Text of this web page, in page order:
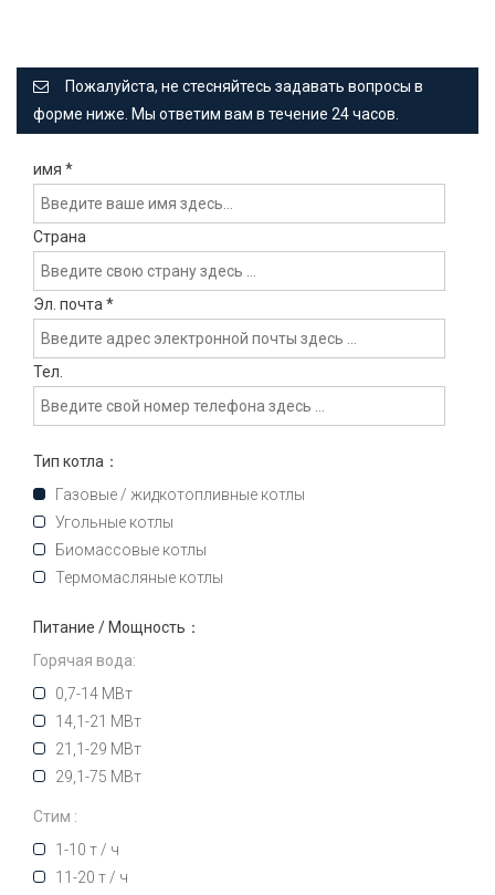
Пожалуйста, не стесняйтесь задавать вопросы в
форме ниже. Мы ответим вам в течение 24 часов.
имя *
Страна
Эл. почта *
Тел.
Тип котла：
Газовые / жидкотопливные котлы
Угольные котлы
Биомассовые котлы
Термомасляные котлы
Питание / Мощность：
Горячая вода:
0,7-14 МВт
14,1-21 МВт
21,1-29 МВт
29,1-75 МВт
Стим :
1-10 т / ч
11-20 т / ч